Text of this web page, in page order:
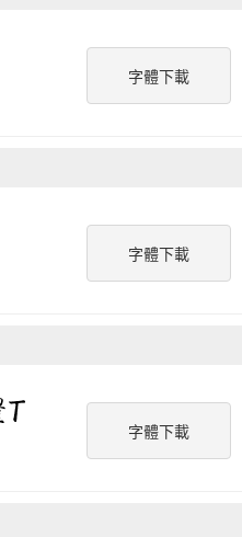
字體下載
字體下載
字體下載